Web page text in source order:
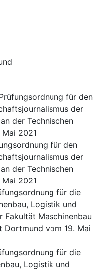
für den
der
der Technischen
2021
für den
der
der Technischen
2021
für die
Logistik und
Fakultät Maschinenbau
Dortmund vom 19. Mai
für die
Logistik und